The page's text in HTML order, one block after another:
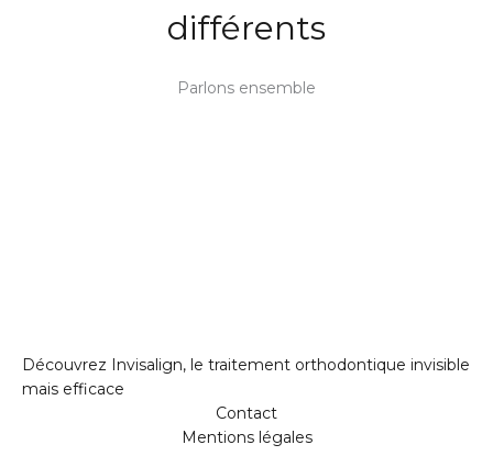
différents
Parlons ensemble
Découvrez Invisalign, le traitement orthodontique invisible
mais efficace
Contact
Mentions légales